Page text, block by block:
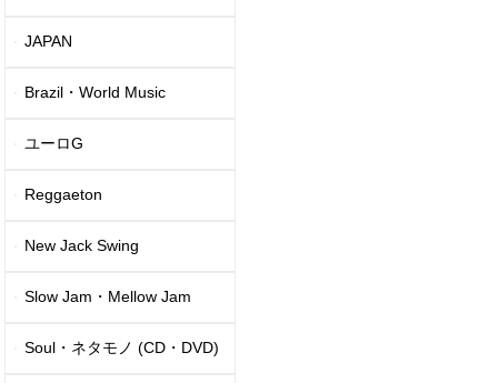
JAPAN
Brazil・World Music
ユーロG
Reggaeton
New Jack Swing
Slow Jam・Mellow Jam
Soul・ネタモノ (CD・DVD)